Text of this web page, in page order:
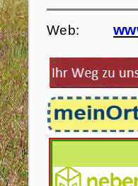
Web: